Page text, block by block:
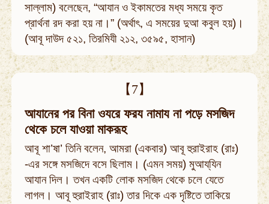
সাল্লাম) বলেছেন, “আযান ও ইকামতের মধ্য সময়ে কৃত
প্রার্থনা রদ করা হয় না।” (অর্থাৎ, এ সময়ের দুআ কবুল হয়)।
(আবূ দাউদ ৫২১, তিরমিযী ২১২, ৩৫৯৫, হাসান)
【7】
আযানের পর বিনা ওযরে ফরয নামায না পড়ে মসজিদ
থেকে চলে যাওয়া মাকরূহ
আবূ শা’ষা’ তিনি বলেন, আমরা (একবার) আবূ হুরাইরাহ (রাঃ)
-এর সঙ্গে মসজিদে বসে ছিলাম। (এমন সময়) মুআয্‌যিন
আযান দিল। তখন একটি লোক মসজিদ থেকে চলে যেতে
লাগল। আবূ হুরাইরাহ (রাঃ) তার দিকে এক দৃষ্টিতে তাকিয়ে